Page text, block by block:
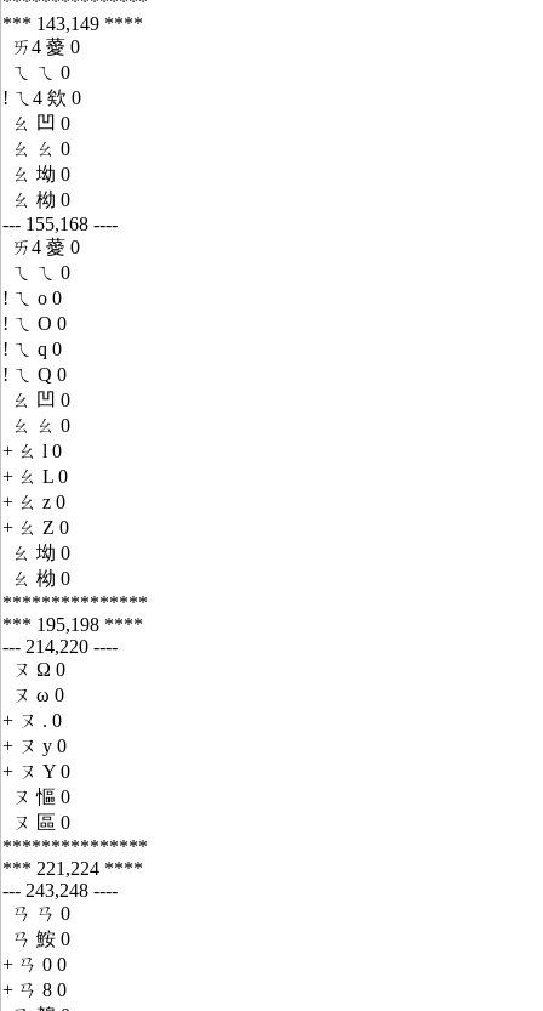
*** 143,149 ****
ㄞ4 薆 0
ㄟ ㄟ 0
! ㄟ4 欸 0
ㄠ 凹 0
ㄠ ㄠ 0
ㄠ 坳 0
ㄠ 柪 0
--- 155,168 ----
ㄞ4 薆 0
ㄟ ㄟ 0
! ㄟ o 0
! ㄟ O 0
! ㄟ q 0
! ㄟ Q 0
ㄠ 凹 0
ㄠ ㄠ 0
+ ㄠ l 0
+ ㄠ L 0
+ ㄠ z 0
+ ㄠ Z 0
ㄠ 坳 0
ㄠ 柪 0
***************
*** 195,198 ****
--- 214,220 ----
ㄡ Ω 0
ㄡ ω 0
+ ㄡ . 0
+ ㄡ y 0
+ ㄡ Y 0
ㄡ 慪 0
ㄡ 區 0
***************
*** 221,224 ****
--- 243,248 ----
ㄢ ㄢ 0
ㄢ 鮟 0
+ ㄢ 0 0
+ ㄢ 8 0